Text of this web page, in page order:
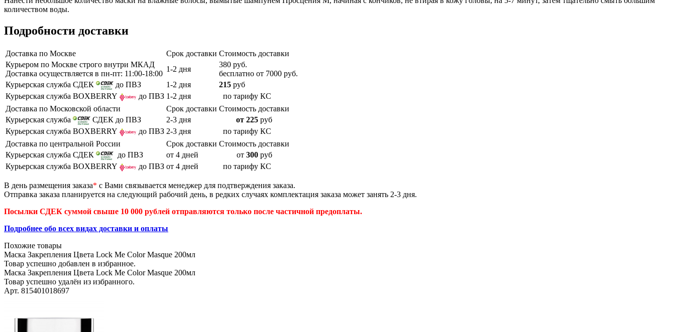
количеством воды.
Подробности доставки
Доставка по Москве Срок доставки Стоимость доставки
Курьером по Москве строго внутри МКАД
Доставка осуществляется в пн-пт: 11:00-18:00
1-2 дня
380 руб.
бесплатно от 7000 руб.
Курьерская служба СДЕК
до ПВЗ 1-2 дня 215 руб
Курьерская служба BOXBERRY
до ПВЗ 1-2 дня
по тарифу КС
Доставка по Московской области
Срок доставки Стоимость доставки
Курьерская служба
СДЕК до ПВЗ 2-3 дня от 225 руб
Курьерская служба BOXBERRY
до ПВЗ 2-3 дня
по тарифу КС
Доставка по центральной России
Срок доставки Стоимость доставки
Курьерская служба СДЕК
до ПВЗ от 4 дней от 300руб
Курьерская служба BOXBERRY
до ПВЗ от 4 дней по тарифу КС
В день размещения заказа* с Вами связывается менеджер для подтверждения заказа.
Отправка заказа планируется на следующий рабочий день, в редких случаях комплектация заказа может занять 2-3 дня.
Посылки СДЕК суммой свыше 10 000 рублей отправляются только после частичной предоплаты.
Подробнее обо всех видах доставки и оплаты
Похожие товары
Маска Закрепления Цвета Lock Me Color Masque 200мл
Товар успешно добавлен в избранное.
Маска Закрепления Цвета Lock Me Color Masque 200мл
Товар успешно удалён из избранного.
Арт. 815401018697